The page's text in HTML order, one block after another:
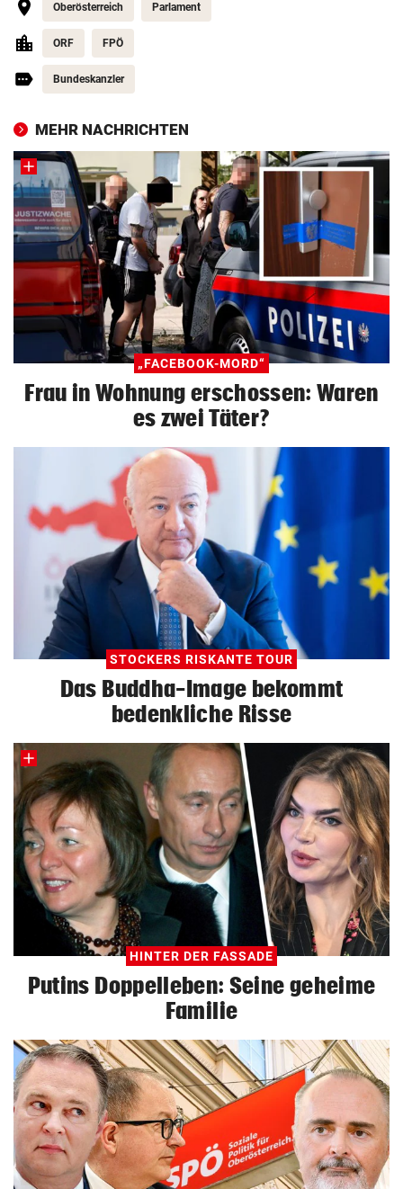
Oberösterreich Parlament
ORF FPÖ
Bundeskanzler
MEHR NACHRICHTEN
„FACEBOOK-MORD“
Frau in Wohnung erschossen: Waren
es zwei Täter?
STOCKERS RISKANTE TOUR
Das Buddha-Image bekommt
bedenkliche Risse
HINTER DER FASSADE
Putins Doppelleben: Seine geheime
Familie